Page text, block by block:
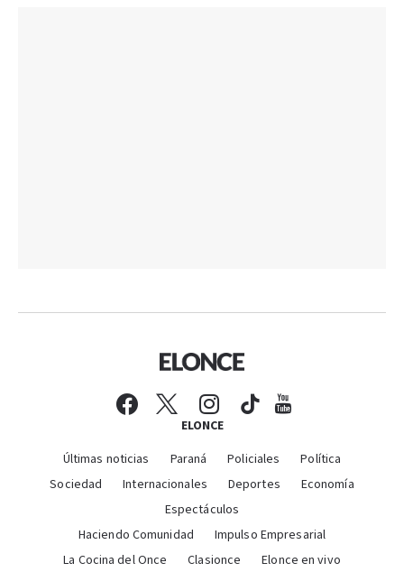
ELONCE
Últimas noticias Paraná Policiales
Política
Sociedad
Internacionales Deportes
Economía
Espectáculos
Haciendo Comunidad
Impulso Empresarial
La Cocina del Once
Clasionce Elonce en vivo